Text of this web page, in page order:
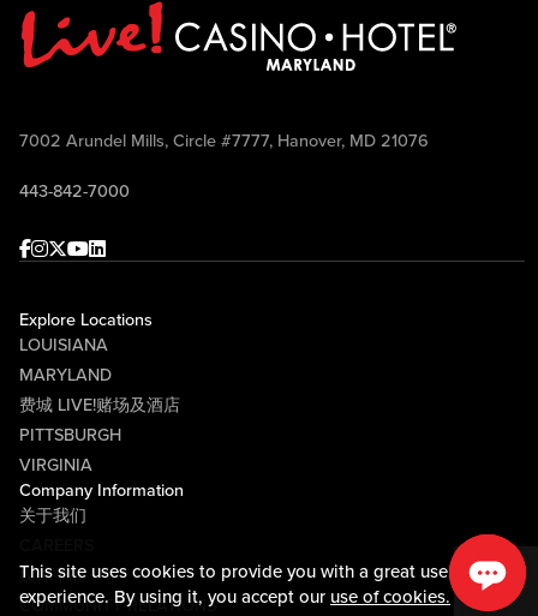
This site uses cookies to provide you with a great user
experience. By using it, you accept our use of cookies.
7002 Arundel Mills, Circle #7777, Hanover, MD 21076
443-842-7000
Facebook
Instagram
Twitter
Youtube
linkedin
Explore Locations
LOUISIANA
MARYLAND
费城 LIVE!赌场及酒店
PITTSBURGH
VIRGINIA
Company Information
关于我们
媒体中心
COMMUNITY RELATIONS